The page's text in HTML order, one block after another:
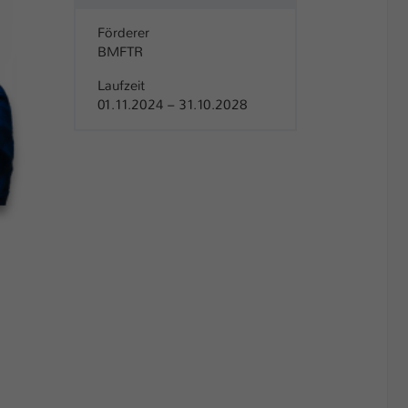
Förderer
BMFTR
Laufzeit
01.11.2024 – 31.10.2028